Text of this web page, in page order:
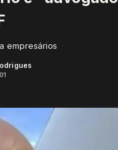
empresários